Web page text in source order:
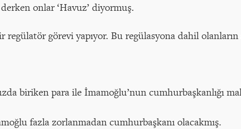
derken onlar ‘Havuz’ diyormuş.
regülatör görevi yapıyor. Bu regülasyona dahil olanların
biriken para ile İmamoğlu’nun cumhurbaşkanlığı
fazla zorlanmadan cumhurbaşkanı olacakmış.